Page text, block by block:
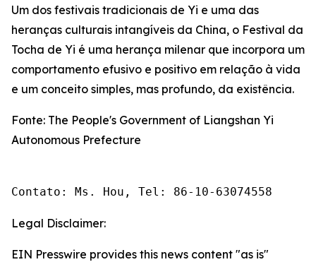
Um dos festivais tradicionais de Yi e uma das
heranças culturais intangíveis da China, o Festival da
Tocha de Yi é uma herança milenar que incorpora um
comportamento efusivo e positivo em relação à vida
e um conceito simples, mas profundo, da existência.
Fonte: The People's Government of Liangshan Yi
Autonomous Prefecture
Contato: Ms. Hou, Tel: 86-10-63074558
Legal Disclaimer:
EIN Presswire provides this news content "as is"